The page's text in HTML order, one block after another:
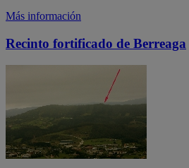
Más información
Recinto fortificado de Berreaga